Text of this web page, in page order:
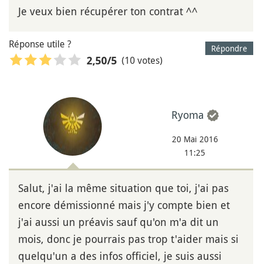
Je veux bien récupérer ton contrat ^^
Répondre
Réponse utile ?
2,50/5 (10 votes)
Ryoma
20 Mai 2016
11:25
Salut, j'ai la même situation que toi, j'ai pas
encore démissionné mais j'y compte bien et
j'ai aussi un préavis sauf qu'on m'a dit un
mois, donc je pourrais pas trop t'aider mais si
quelqu'un a des infos officiel, je suis aussi